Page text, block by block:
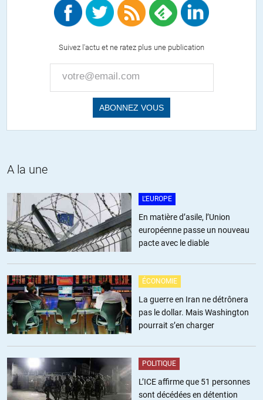
Suivez l'actu et ne ratez plus une publication
A la une
L'EUROPE
En matière d’asile, l’Union
européenne passe un nouveau
pacte avec le diable
ÉCONOMIE
La guerre en Iran ne détrônera
pas le dollar. Mais Washington
pourrait s’en charger
POLITIQUE
L’ICE affirme que 51 personnes
sont décédées en détention